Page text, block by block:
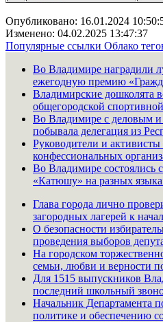
Опубликовано: 16.01.2024
Изменено: 04.02.2025 13:47:37
Популярные ссылки Облако
Во Владимире наградили
ежегодную премию
Владимирские дошколята
общегородской
Во Владимире с деловым
побывала делегация из
Руководители и
конфессиональных
Во Владимире состоялись
«Катюшу» на разных
Глава города лично
загородных лагерей к
О безопасности
проведения выборов
На городском
семьи, любви и верности
Для 1515 выпускников
последний школьный
Начальник Департамента
политике и обеспечению